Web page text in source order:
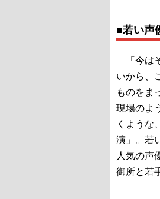
■若い声
「今は
いから、
ものをま
現場のよ
くような
演」。若
人気の声
御所と若